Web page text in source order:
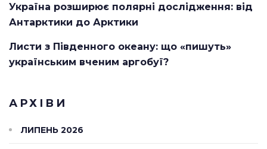
Україна розширює полярні дослідження: від
Антарктики до Арктики
Листи з Південного океану: що «пишуть»
українським вченим аргобуї?
АРХІВИ
ЛИПЕНЬ 2026